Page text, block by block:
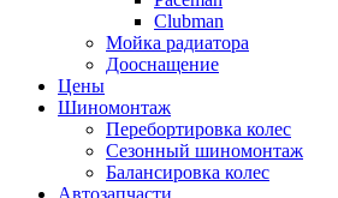
Clubman
Мойка радиатора
Дооснащение
Цены
Шиномонтаж
Перебортировка колес
Сезонный шиномонтаж
Балансировка колес
Автозапчасти